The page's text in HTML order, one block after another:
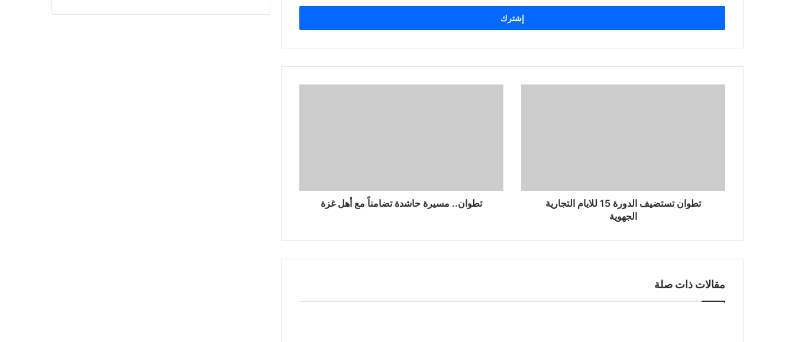
الإلكتروني
تطوان تستضيف الدورة 15 للايام التجارية
الجهوية
تطوان.. مسيرة حاشدة تضامناً مع أهل غزة
مقالات ذات صلة